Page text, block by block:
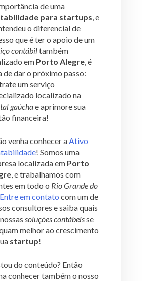
de uma
para startups , e
o diferencial de
que é ter o apoio de um
contábiltambém
em Porto Alegre , é
de dar o próximo passo:
um serviço
localizado na
gaúchae aprimore sua
financeira!
venha conhecer a Ativo
! Somos uma
localizada em Porto
, e trabalhamos com
em todo o Rio Grande do
Entre em contato com um de
consultores e saiba quais
soluções contábeisse
melhor ao crescimento
startup!
do conteúdo? Então
conhecer também o nosso